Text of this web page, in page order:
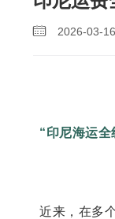
2026-03-16
“印尼海运全
近来，在多